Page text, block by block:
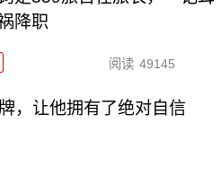
降职
阅读 49145
，让他拥有了绝对自信